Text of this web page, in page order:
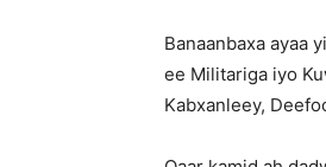
Banaanbaxa ayaa
ee Militariga iyo
Kabxanleey,